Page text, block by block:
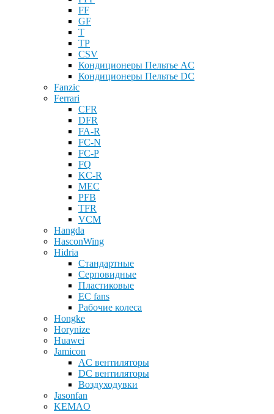
FF
GF
T
TP
CSV
Кондиционеры Пельтье AC
Кондиционеры Пельтье DC
Fanzic
Ferrari
CFR
DFR
FA-R
FC-N
FC-P
FQ
KC-R
MEC
PFB
TFR
VCM
Hangda
HasconWing
Hidria
Стандартные
Серповидные
Пластиковые
EC fans
Рабочие колеса
Hongke
Horynize
Huawei
Jamicon
AC вентиляторы
DC вентиляторы
Воздуходувки
Jasonfan
KEMAO